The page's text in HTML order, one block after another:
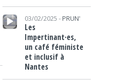
Lecteur audio
03/02/2025 - PRUN'
Les
Impertinant·es,
un café féministe
et inclusif à
Nantes